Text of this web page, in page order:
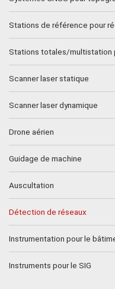
Stations de référence pour
Stations totales/multistation
Scanner laser statique
Scanner laser dynamique
Drone aérien
Guidage de machine
Auscultation
Détection de réseaux
Instrumentation pour le
Instruments pour le SIG